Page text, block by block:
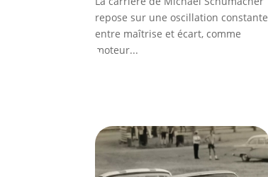
repose sur une oscillation constante
entre maîtrise et écart, comme
moteur...